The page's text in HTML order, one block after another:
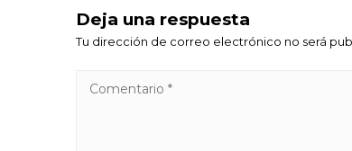
Deja una respuesta
Tu dirección de correo electrónico no será